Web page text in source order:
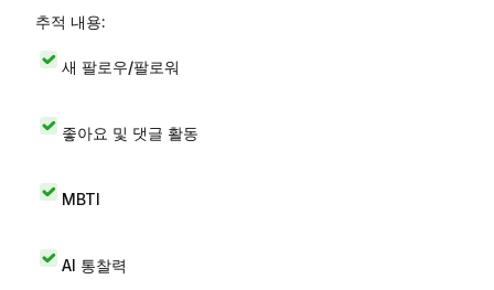
추적 내용:
새 팔로우/팔로워
좋아요 및 댓글 활동
MBTI
AI 통찰력